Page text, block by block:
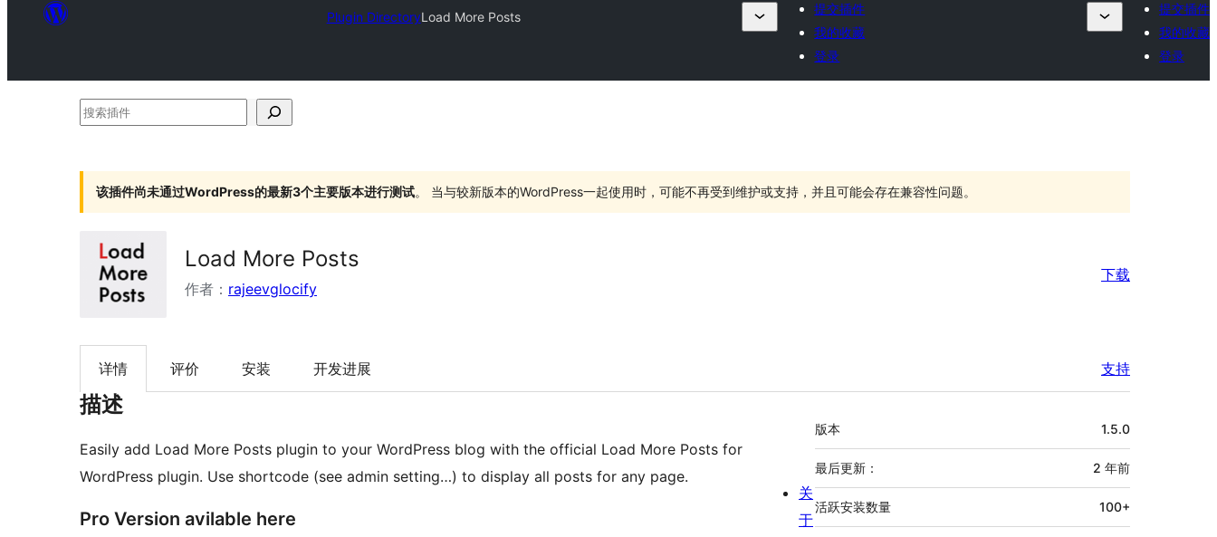
Plugin DirectoryLoad More Posts
提交插件
我的收藏
登录
提交插件
我的收藏
登录
搜
该插件尚未通过WordPress的最新3个主要版本进行测试。 当与较新版本的WordPress一起使用时，可能不再受到维护或支持，并且可能会存在兼容性问题。
Load More Posts
作者： rajeevglocify
下载
详情 评价 安装 开发进展 支持
描述
Easily add Load More Posts plugin to your WordPress blog with the official Load More Posts for
WordPress plugin. Use shortcode (see admin setting…) to display all posts for any page.
Pro Version avilable here
额
外
信
息
版本 1.5.0
最后更新： 2 年前
活跃安装数量 100+
关
于